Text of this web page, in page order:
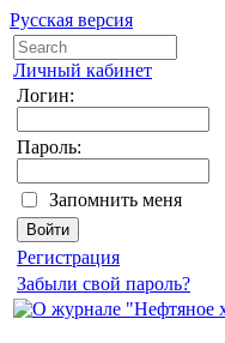
Русская версия
Личный кабинет
Логин:
Пароль:
Запомнить меня
Регистрация
Забыли свой пароль?